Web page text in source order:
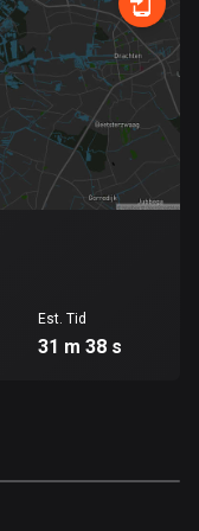
Est. Tid
31 m 38 s